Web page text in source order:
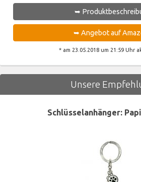
➥
➥ Angebot auf
* am 23.05.2018 um 21:59 Uhr
Unsere
Schlüsselanhänger: